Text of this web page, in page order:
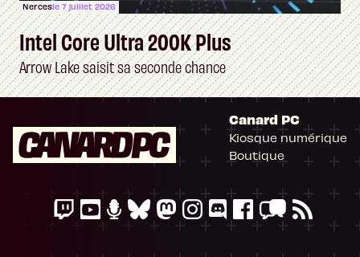
Nercesle 7 juillet 2026
Intel Core Ultra 200K Plus
Arrow Lake saisit sa seconde chance
Canard PC
Kiosque numérique
Boutique